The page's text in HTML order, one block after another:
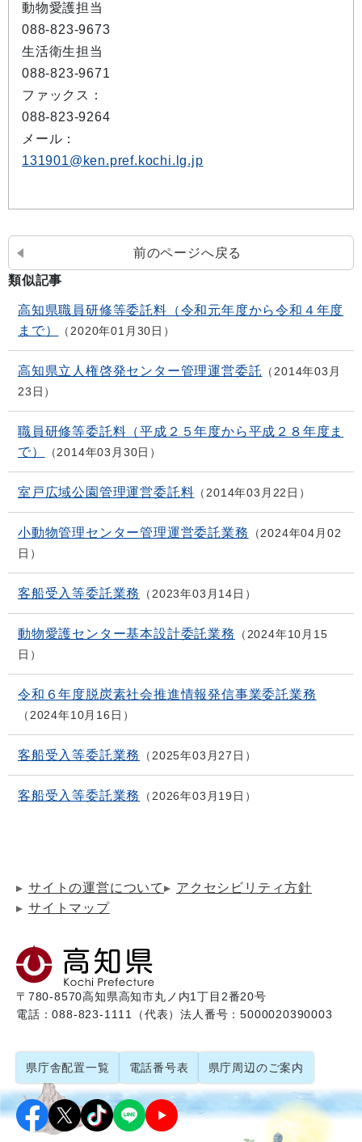
動物愛護担当
088-823-9673
生活衛生担当
088-823-9671
ファックス：
088-823-9264
メール：
131901@ken.pref.kochi.lg.jp
前のページへ戻る
類似記事
高知県職員研修等委託料（令和元年度から令和４年度
まで）
2020年01月30日
高知県立人権啓発センター管理運営委託
2014年03月
23日
職員研修等委託料（平成２５年度から平成２８年度ま
で）
2014年03月30日
室戸広域公園管理運営委託料 2014年03月22日
小動物管理センター管理運営委託業務
2024年04月02
日
客船受入等委託業務 2023年03月14日
動物愛護センター基本設計委託業務
2024年10月15
日
令和６年度脱炭素社会推進情報発信事業委託業務
2024年10月16日
客船受入等委託業務 2025年03月27日
客船受入等委託業務 2026年03月19日
サイトの運営について
アクセシビリティ方針
サイトマップ
〒780-8570高知県高知市丸ノ内1丁目2番20号
電話：088-823-1111（代表）法人番号：5000020390003
県庁舎配置一覧 電話番号表 県庁周辺のご案内